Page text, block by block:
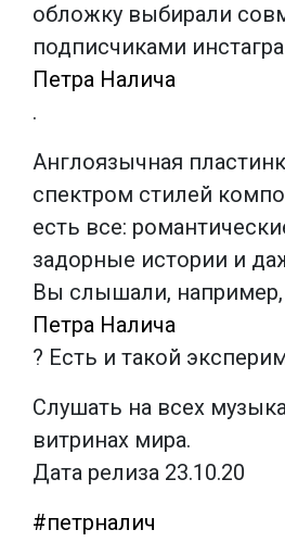
обложку выбирали
подписчиками
Петра Налича
.
Англоязычная
спектром стилей
есть все:
задорные истории и
Вы слышали, например,
Петра Налича
? Есть и такой
Слушать на всех
витринах мира.
Дата релиза 23.10.20
#петрналич